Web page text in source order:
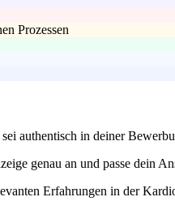
Prozessen
authentisch in deiner
genau an und passe dein
Erfahrungen in der